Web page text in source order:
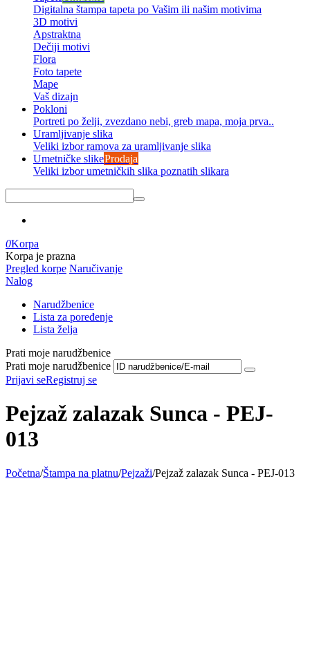
Digitalna štampa tapeta po Vašim ili našim motivima
3D motivi
Apstraktna
Dečiji motivi
Flora
Foto tapete
Mape
Vaš dizajn
Pokloni
Portreti po želji, zvezdano nebi, greb mapa, moja prva..
Uramljivanje slika
Veliki izbor ramova za uramljivanje slika
Umetničke slikeProdaja
Veliki izbor umetničkih slika poznatih slikara
0Korpa
Korpa je prazna
Pregled korpe Naručivanje
Nalog
Narudžbenice
Lista za poređenje
Lista želja
Prati moje narudžbenice
Prati moje narudžbenice
Prijavi seRegistruj se
Pejzaž zalazak Sunca - PEJ-
013
Početna/Štampa na platnu/Pejzaži/Pejzaž zalazak Sunca - PEJ-013